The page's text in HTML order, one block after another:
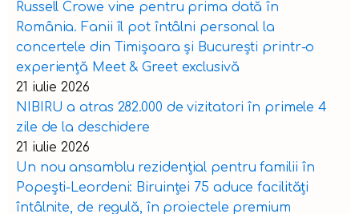
Russell Crowe vine pentru prima dată în
România. Fanii îl pot întâlni personal la
concertele din Timișoara și București printr-o
experiență Meet & Greet exclusivă
21 iulie 2026
NIBIRU a atras 282.000 de vizitatori în primele 4
zile de la deschidere
21 iulie 2026
Un nou ansamblu rezidențial pentru familii în
Popești-Leordeni: Biruinței 75 aduce facilități
întâlnite, de regulă, în proiectele premium